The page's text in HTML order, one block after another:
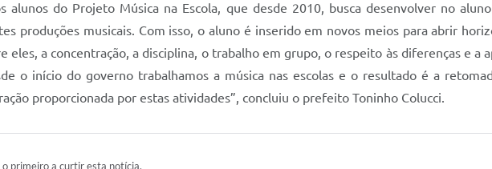
do Projeto Música na Escola, que desde 2010, busca desenvolver no
produções musicais. Com isso, o aluno é inserido em novos meios para abrir
eles, a concentração, a disciplina, o trabalho em grupo, o respeito às diferenças e a
o início do governo trabalhamos a música nas escolas e o resultado é a
proporcionada por estas atividades”, concluiu o prefeito Toninho Colucci.
o primeiro a curtir esta notícia.